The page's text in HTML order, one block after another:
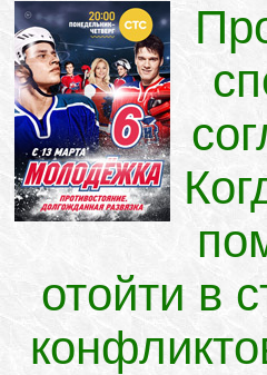
отойти в